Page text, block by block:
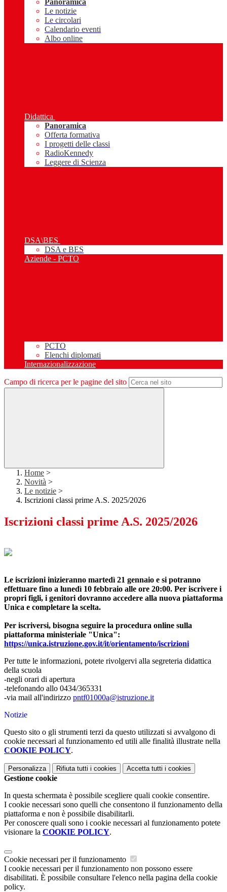
Panoramica
Le notizie
Le circolari
Calendario eventi
Albo online
Didattica
Panoramica
Offerta formativa
I progetti delle classi
RadioKennedy
Leggere di Scienza
DSA\BES
DSA e BES
Aziende - PCTO
PCTO
Elenchi diplomati
Internazionalizzazione
Campo di ricerca per le pagine del sito
Home >
Novità >
Le notizie >
Iscrizioni classi prime A.S. 2025/2026
Iscrizioni classi prime A.S. 2025/2026
Le iscrizioni inizieranno martedì 21 gennaio e si potranno
effettuare fino a lunedì 10 febbraio alle ore 20:00. Per iscrivere i
propri figli, i genitori dovranno accedere alla nuova piattaforma
Unica e completare la scelta.
Per iscriversi, bisogna seguire la procedura online sulla
piattaforma ministeriale "Unica":
https://unica.istruzione.gov.it/it/orientamento/iscrizioni
Per tutte le informazioni, potete rivolgervi alla segreteria didattica
della scuola
-negli orari di apertura
-telefonando allo 0434/365331
-via mail all'indirizzo pntf01000a@istruzione.it
Notizie
Questo sito o gli strumenti terzi da questo utilizzati si avvalgono di
cookie necessari al funzionamento ed utili alle finalità illustrate nella
COOKIE POLICY.
Personalizza Rifiuta tutti i cookies Accetta tutti i cookies
Gestione cookie
In questa schermata è possibile scegliere quali cookie consentire.
I cookie necessari sono quelli che consentono il funzionamento della
piattaforma e non è possibile disabilitarli.
Per conoscere quali sono i cookie necessari al funzionamento potete
visionare la COOKIE POLICY.
Cookie necessari per il funzionamento
I cookie necessari per il funzionamento non possono essere
disabilitati. È possibile consultare l'elenco nella pagina della cookie
policy.